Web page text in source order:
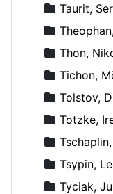
Taurit,
Thon,
Tichon,
Tolstov,
Totzke,
Tsypin,
Tyciak,